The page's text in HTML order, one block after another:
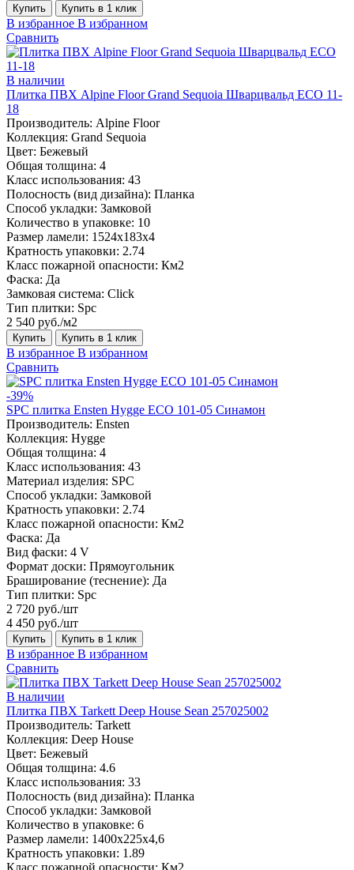
Купить Купить в 1 клик
В избранное В избранном
Сравнить
В наличии
Плитка ПВХ Alpine Floor Grand Sequoia Шварцвальд ECO 11-
18
Производитель: Alpine Floor
Коллекция: Grand Sequoia
Цвет: Бежевый
Общая толщина: 4
Класс использования: 43
Полосность (вид дизайна): Планка
Способ укладки: Замковой
Количество в упаковке: 10
Размер ламели: 1524х183х4
Кратность упаковки: 2.74
Класс пожарной опасности: Км2
Фаска: Да
Замковая система: Click
Тип плитки: Spc
2 540 руб./м2
Купить Купить в 1 клик
В избранное В избранном
Сравнить
-39%
SPC плитка Ensten Hygge ECO 101-05 Синамон
Производитель: Ensten
Коллекция: Hygge
Общая толщина: 4
Класс использования: 43
Материал изделия: SPC
Способ укладки: Замковой
Кратность упаковки: 2.74
Класс пожарной опасности: Км2
Фаска: Да
Вид фаски: 4 V
Формат доски: Прямоугольник
Браширование (теснение): Да
Тип плитки: Spc
2 720 руб./шт
4 450 руб./шт
Купить Купить в 1 клик
В избранное В избранном
Сравнить
В наличии
Плитка ПВХ Tarkett Deep House Sean 257025002
Производитель: Tarkett
Коллекция: Deep House
Цвет: Бежевый
Общая толщина: 4.6
Класс использования: 33
Полосность (вид дизайна): Планка
Способ укладки: Замковой
Количество в упаковке: 6
Размер ламели: 1400х225х4,6
Кратность упаковки: 1.89
Класс пожарной опасности: Км2